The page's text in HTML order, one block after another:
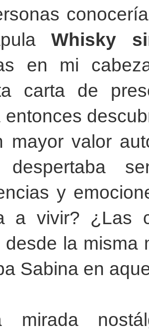
Whisky
en mi
carta de
entonces
mayor valor
despertaba
y
a vivir? ¿Las
desde la misma
Sabina en
mirada